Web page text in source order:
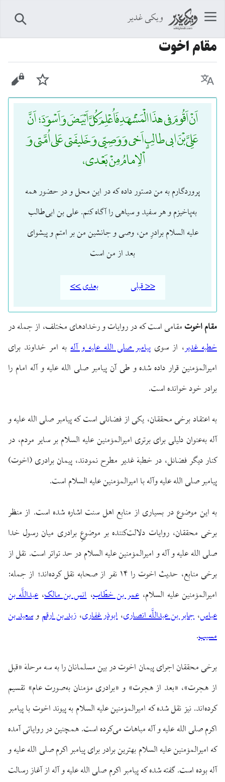
ویکی غدیر
مقام اخوت
زبان پیگیری
اَنْ اَقُومَ فی هذَا الْمَشْهَدِ فَاُعْلِمَ کُلَّ اَبْیَضَ وَ اَسْوَدَ؛ اَنَّ
عَلِیَّ بْنَ ابی طالِبٍ اَخی وَ وَصِیّی وَ خَلیفَتی عَلی اُمَّتی وَ
اْلِامامُ مِنْ بَعْدی،
پروردگارم به من دستور داده که در این محل و در حضور همه
به‌پاخیزم و هر سفید و سیاهی را آگاه کنم. علی بن ابی‌طالب
علیه السلام برادرِ من، وصی و جانشین من بر امتم و پیشوای
بعد از من است
<< قبلی بعدی >>
مقام اخوتمقامی است که در روایات و رخدادهای مختلف، از جمله در
خطبه غدیر، از سویپیامبر صلی الله علیه و آلهبه امر خداوند برای
امیرالمؤمنین قرار داده شده و طی آن پیامبر صلی الله علیه و آله امام را
برادر خود خوانده است.
به اعتقاد برخی محققان، یکی از فضائلی است که پیامبر صلی الله علیه و
آله به‌عنوان دلیلی برای برتری امیرالمؤمنین علیه السلام بر سایر مردم، در
کنار دیگر فضائل، در خطبهٔ غدیر مطرح نمودند، پیمان برادری (اخوت)
پیامبر صلی الله علیه وآله با امیرالمؤمنین علیه السلام است.
به این موضوع در بسیاری از منابع اهل سنت اشاره شده است. از منظر
برخی محققان، روایات دلالت‌کننده بر موضوعِ برادری میان رسول خدا
صلی الله علیه و آله و امیرالمؤمنین علیه السلام در حد تواتر است. نقل از
برخی منابع، حدیث اخوت را ۱۴ نفر از صحابه نقل کرده‌اند؛ از جمله:
امیرالمؤمنین علیه السلام،عمر بن خطّاب،انس بن مالک،عبداللَّه بن
عباس،جابر بن عبداللَّه انصاری،ابوذر غفاری،زید بن ارقموسعید بن
مسیب.
برخی محققان اجرای پیمان اخوت در بین مسلمانان را به سه مرحلهٔ «قبل
از هجرت»، «بعد از هجرت» و «برادری مؤمنان به‌صورت عام» تقسیم
کرده‌اند. نیز نقل شده که امیرالمؤمنین علیه السلام به پیوند اخوت با پیامبر
اکرم صلی الله علیه و آله مباهات می‌کرده است. همچنین در روایاتی آمده
که امیرالمؤمنین علیه السلام بهترین برادر برای پیامبر اکرم صلی الله علیه و
آله بوده است. گفته شده که پیامبر اکرم صلی الله علیه و آله از آغاز رسالت